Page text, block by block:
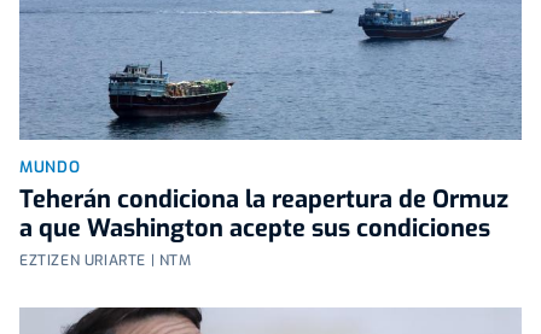
MUNDO
Teherán condiciona la reapertura de Ormuz
a que Washington acepte sus condiciones
EZTIZEN URIARTE | NTM